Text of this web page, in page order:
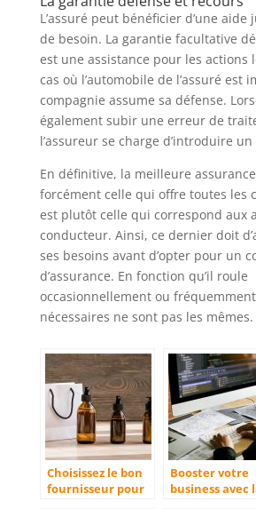
L’assuré peut bénéficier d’une
de besoin. La garantie facultative
est une assistance pour les actions
cas où l’automobile de l’assuré est
compagnie assume sa défense.
également subir une erreur de
l’assureur se charge d’introduire
En définitive, la meilleure assurance
forcément celle qui offre toutes les
est plutôt celle qui correspond aux
conducteur. Ainsi, ce dernier doit
ses besoins avant d’opter pour un
d’assurance. En fonction qu’il roule
occasionnellement ou
nécessaires ne sont pas les mêmes.
Choisissez le bon
fournisseur pour
Booster votre
business avec